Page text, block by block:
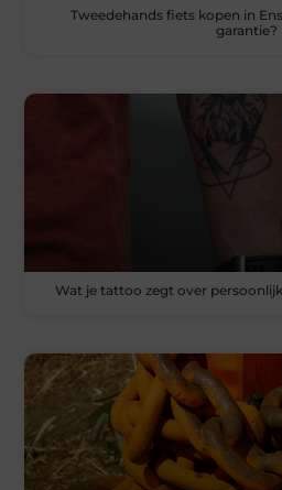
Tweedehands fiets kopen in
garantie?
Wat je tattoo zegt over